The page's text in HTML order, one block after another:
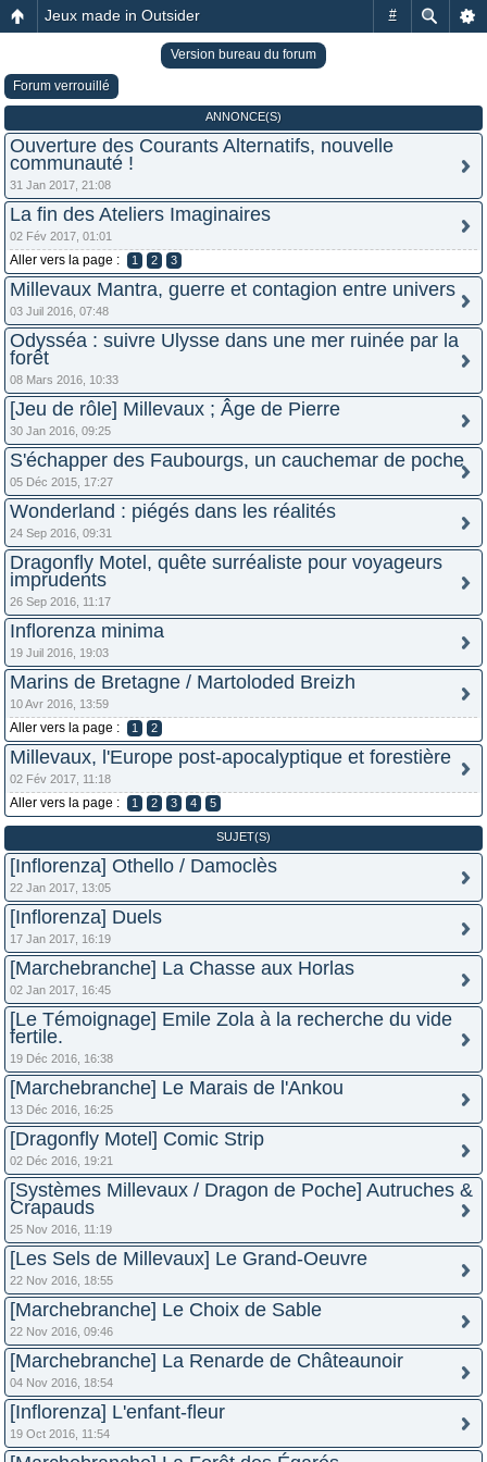
#
Jeux made in Outsider
Version bureau du forum
Forum verrouillé
ANNONCE(S)
Ouverture des Courants Alternatifs, nouvelle
communauté !
31 Jan 2017, 21:08
La fin des Ateliers Imaginaires
02 Fév 2017, 01:01
Aller vers la page : 1 2 3
Millevaux Mantra, guerre et contagion entre univers
03 Juil 2016, 07:48
Odysséa : suivre Ulysse dans une mer ruinée par la
forêt
08 Mars 2016, 10:33
[Jeu de rôle] Millevaux ; Âge de Pierre
30 Jan 2016, 09:25
S'échapper des Faubourgs, un cauchemar de poche
05 Déc 2015, 17:27
Wonderland : piégés dans les réalités
24 Sep 2016, 09:31
Dragonfly Motel, quête surréaliste pour voyageurs
imprudents
26 Sep 2016, 11:17
Inflorenza minima
19 Juil 2016, 19:03
Marins de Bretagne / Martoloded Breizh
10 Avr 2016, 13:59
Aller vers la page : 1 2
Millevaux, l'Europe post-apocalyptique et forestière
02 Fév 2017, 11:18
Aller vers la page : 1 2 3 4 5
SUJET(S)
[Inflorenza] Othello / Damoclès
22 Jan 2017, 13:05
[Inflorenza] Duels
17 Jan 2017, 16:19
[Marchebranche] La Chasse aux Horlas
02 Jan 2017, 16:45
[Le Témoignage] Emile Zola à la recherche du vide
fertile.
19 Déc 2016, 16:38
[Marchebranche] Le Marais de l'Ankou
13 Déc 2016, 16:25
[Dragonfly Motel] Comic Strip
02 Déc 2016, 19:21
[Systèmes Millevaux / Dragon de Poche] Autruches &
Crapauds
25 Nov 2016, 11:19
[Les Sels de Millevaux] Le Grand-Oeuvre
22 Nov 2016, 18:55
[Marchebranche] Le Choix de Sable
22 Nov 2016, 09:46
[Marchebranche] La Renarde de Châteaunoir
04 Nov 2016, 18:54
[Inflorenza] L'enfant-fleur
19 Oct 2016, 11:54